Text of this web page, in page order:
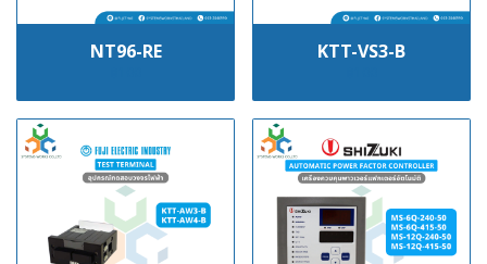
NT96-RE KTT-VS3-B